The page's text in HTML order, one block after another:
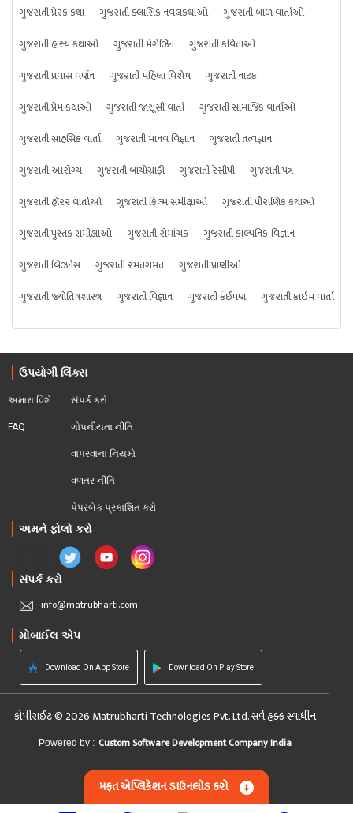
ગુજરાતી પ્રેરક કથા
ગુજરાતી ક્લાસિક નવલકથાઓ
ગુજરાતી બાળ વાર્તાઓ
ગુજરાતી હાસ્ય કથાઓ
ગુજરાતી મેગેઝિન
ગુજરાતી કવિતાઓ
ગુજરાતી પ્રવાસ વર્ણન
ગુજરાતી મહિલા વિશેષ
ગુજરાતી નાટક
ગુજરાતી પ્રેમ કથાઓ
ગુજરાતી જાસૂસી વાર્તા
ગુજરાતી સામાજિક વાર્તાઓ
ગુજરાતી સાહસિક વાર્તા
ગુજરાતી માનવ વિજ્ઞાન
ગુજરાતી તત્વજ્ઞાન
ગુજરાતી આરોગ્ય
ગુજરાતી બાયોગ્રાફી ગુજરાતી રેસીપી
ગુજરાતી પત્ર
ગુજરાતી હૉરર વાર્તાઓ
ગુજરાતી ફિલ્મ સમીક્ષાઓ
ગુજરાતી પૌરાણિક કથાઓ
ગુજરાતી પુસ્તક સમીક્ષાઓ
ગુજરાતી રોમાંચક
ગુજરાતી કાલ્પનિક-વિજ્ઞાન
ગુજરાતી બિઝનેસ
ગુજરાતી રમતગમત
ગુજરાતી પ્રાણીઓ
ગુજરાતી જ્યોતિષશાસ્ત્ર
ગુજરાતી વિજ્ઞાન ગુજરાતી કંઈપણ ગુજરાતી ક્રાઇમ વાર્તા
ઉપયોગી લિંક્સ
અમારા વિશે
FAQ
સંપર્ક કરો
ગોપનીયતા નીતિ
વાપરવાના નિયમો
વળતર નીતિ
પેપરબેક પ્રકાશિત કરો
અમને ફોલો કરો
સંપર્ક કરો
info@matrubharti.com
મોબાઈલ એપ
Download On App Store Download On Play Store
કોપીરાઈટ © 2026 Matrubharti Technologies Pvt. Ltd. સર્વ હક્ક સ્વાધીન
Powered by : Custom Software Development Company India
મફત એપ્લિકેશન ડાઉનલોડ કરો